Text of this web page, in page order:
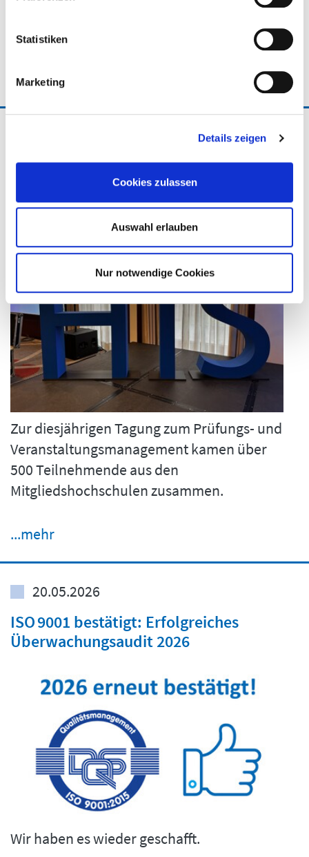
Statistiken
Marketing
Details zeigen
Cookies zulassen
Auswahl erlauben
Nur notwendige Cookies
Das Release 2026.06 ist jetzt zum Download
verfügbar.
...mehr
Austausch, Impulse und Perspektiven:
HIS-Nutzertagung 2026 in Neuss
Zur diesjährigen Tagung zum Prüfungs- und
Veranstaltungsmanagement kamen über
500 Teilnehmende aus den
Mitgliedshochschulen zusammen.
...mehr
20.05.2026
ISO 9001 bestätigt: Erfolgreiches
Überwachungsaudit 2026
Wir haben es wieder geschafft.